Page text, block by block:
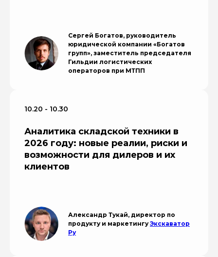
Сергей Богатов, руководитель
юридической компании «Богатов
групп», заместитель председателя
Гильдии логистических
операторов при МТПП
10.20 - 10.30
Аналитика складской техники в
2026 году: новые реалии, риски и
возможности для дилеров и их
клиентов
Александр Тукай, директор по
продукту и маркетингуЭкскаватор
Ру